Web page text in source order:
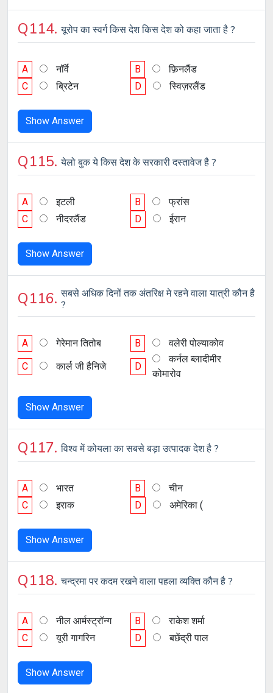
Q114.यूरोप का स्वर्ग किस देश किस देश को कहा जाता है ?
A नॉर्वे B
फ़िनलैंड
C
ब्रिटेन D स्विज़रलैंड
Show Answer
Q115.येलो बुक ये किस देश के सरकारी दस्तावेज है ?
A इटली B
फ्रांस
C
नीदरलैंड D ईरान
Show Answer
Q116. सबसे अधिक दिनों तक अंतरिक्ष मे रहने वाला यात्री कौन है
?
A गेरेमान तितोब B
वलेरी पोल्याकोव
C
कार्ल जी हैनिजे D
कर्नल ब्लादीमीर
कोमारोव
Show Answer
Q117.विश्व में कोयला का सबसे बड़ा उत्पादक देश है ?
A भारत B
चीन
C
इराक D अमेरिका (
Show Answer
Q118.चन्द्रमा पर कदम रखने वाला पहला व्यक्ति कौन है ?
A नील आर्मस्‍ट्रॉन्‍ग B
राकेश शर्मा
C
यूरी गागरिन D बछेंद्री पाल
Show Answer